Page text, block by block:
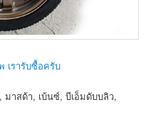
เรารับซื้อครับ
าสด้า, เบ้นซ์, บีเอ็มดับบลิว,